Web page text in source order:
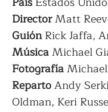
DirectorMatt
GuiónRick Jaffa,
MúsicaMichael
Fotografía
RepartoAndy
Oldman, Keri